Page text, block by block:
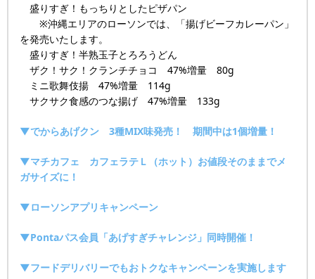
盛りすぎ！もっちりとしたピザパン
※沖縄エリアのローソンでは、「揚げビーフカレーパン」
を発売いたします。
盛りすぎ！半熟玉子とろろうどん
ザク！サク！クランチチョコ 47%増量 80g
ミニ歌舞伎揚 47%増量 114g
サクサク食感のつな揚げ 47%増量 133g
▼でからあげクン 3種MIX味発売！ 期間中は1個増量！
▼マチカフェ カフェラテＬ（ホット）お値段そのままでメ
ガサイズに！
▼ローソンアプリキャンペーン
▼Pontaパス会員「あげすぎチャレンジ」同時開催！
▼フードデリバリーでもおトクなキャンペーンを実施します